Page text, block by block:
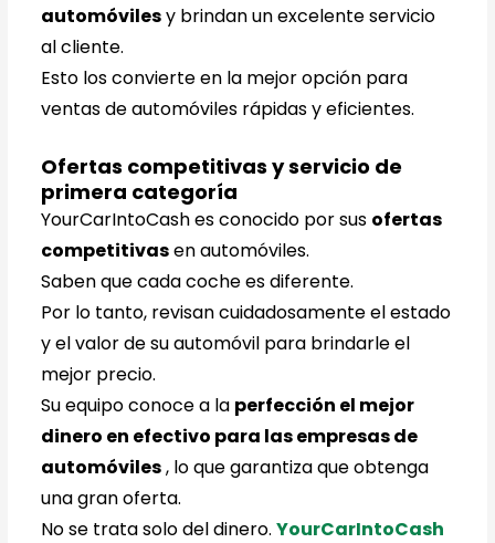
automóvilesy brindan un excelente servicio
al cliente.
Esto los convierte en la mejor opción para
ventas de automóviles rápidas y eficientes.
Ofertas competitivas y servicio de
primera categoría
YourCarIntoCash es conocido por sus ofertas
competitivasen automóviles.
Saben que cada coche es diferente.
Por lo tanto, revisan cuidadosamente el estado
y el valor de su automóvil para brindarle el
mejor precio.
Su equipo conoce a la perfección el mejor
dinero en efectivo para las empresas de
automóviles, lo que garantiza que obtenga
una gran oferta.
No se trata solo del dinero.YourCarIntoCash